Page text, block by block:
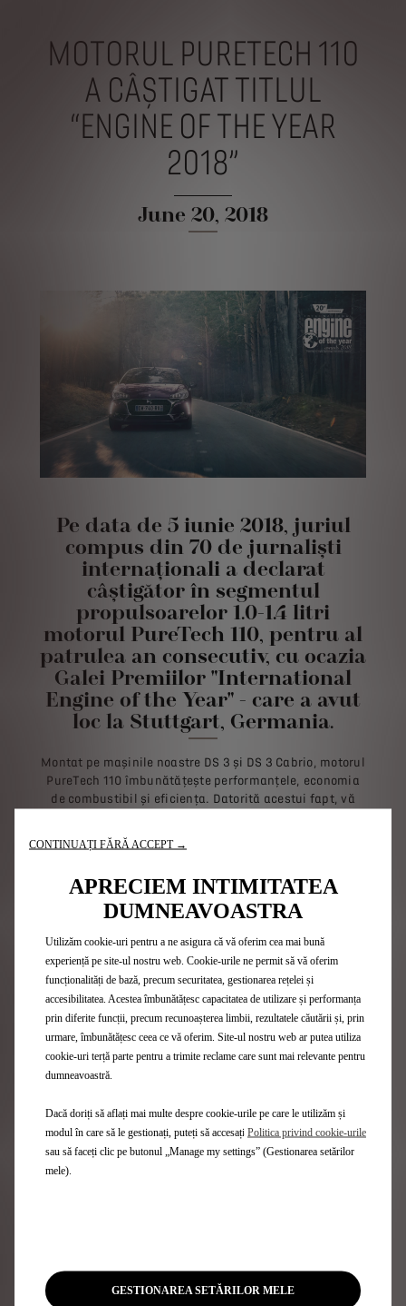
MOTORUL PURETECH 110
A CÂȘTIGAT TITLUL
“ENGINE OF THE YEAR
2018”
June 20, 2018
Pe data de 5 iunie 2018, juriul
compus din 70 de jurnaliști
internaționali a declarat
câștigător în segmentul
propulsoarelor 1.0-1.4 litri
motorul PureTech 110, pentru al
patrulea an consecutiv, cu ocazia
Galei Premiilor "International
Engine of the Year" - care a avut
loc la Stuttgart, Germania.
Montat pe mașinile noastre DS 3 și DS 3 Cabrio, motorul
PureTech 110 îmbunătățește performanțele, economia
de combustibil și eficiența. Datorită acestui fapt, vă
carburant, comparativ cu motorul de generație
anterioară, alături cu caracteristici dinamice
Motorul PureTech 110 face mașina și mai rapidă grație
turbocompresorului optimizat, în timp ce emisiile de
particule, propulsorul emite o cantitate de substanțe
poluante cu 75% mai mică, lucru ce îi permite să
respecte normele europene Euro 6.2.
Gama DS
Vehicule Hybrid
Vehicule Plug-in Hybrid
CONTINUAȚI FĂRĂ ACCEPT →
APRECIEM INTIMITATEA
DUMNEAVOASTRA
Utilizăm cookie-uri pentru a ne asigura că vă oferim cea mai bună
experiență pe site-ul nostru web. Cookie-urile ne permit să vă oferim
funcționalități de bază, precum securitatea, gestionarea rețelei și
accesibilitatea. Acestea îmbunătățesc capacitatea de utilizare și performanța
prin diferite funcții, precum recunoașterea limbii, rezultatele căutării și, prin
urmare, îmbunătățesc ceea ce vă oferim. Site-ul nostru web ar putea utiliza
cookie-uri terță parte pentru a trimite reclame care sunt mai relevante pentru
dumneavoastră.
Dacă doriți să aflați mai multe despre cookie-urile pe care le utilizăm și
modul în care să le gestionați, puteți să accesați Politica privind cookie-urile
sau să faceți clic pe butonul „Manage my settings” (Gestionarea setărilor
mele).
GESTIONAREA SETĂRILOR MELE